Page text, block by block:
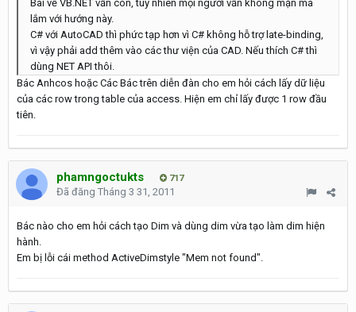
Bài về VB.NET vẫn còn, tuy nhiên mọi người vẫn không mặn mà
lắm với hướng này.
C# với AutoCAD thì phức tạp hơn vì C# không hỗ trợ late-binding,
vì vậy phải add thêm vào các thư viện của CAD. Nếu thích C# thì
dùng NET API thôi.
Bác Anhcos hoặc Các Bác trên diễn đàn cho em hỏi cách lấy dữ liệu
của các row trong table của access. Hiện em chỉ lấy được 1 row đầu
tiên.
phamngoctukts 717
Đã đăng Tháng 3 31, 2011
Bác nào cho em hỏi cách tạo Dim và dùng dim vừa tạo làm dim hiện
hành.
Em bị lỗi cái method ActiveDimstyle "Mem not found".